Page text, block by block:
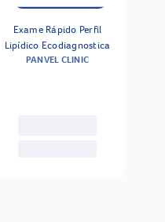
Exame Rápido Perfil
Lipídico Ecodiagnostica
PANVEL CLINIC